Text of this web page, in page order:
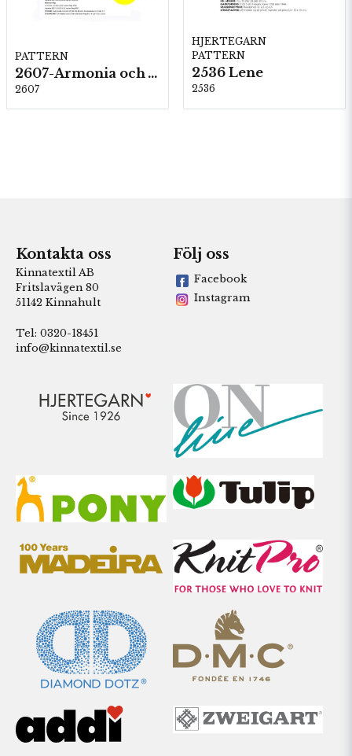
PATTERN
2607-Armonia och Alpaca 400
2607
HJERTEGARN
PATTERN
2536 Lene
2536
Kontakta oss
Kinnatextil AB
Fritslavägen 80
51142 Kinnahult
Tel: 0320-18451
info@kinnatextil.se
Följ oss
Facebook
Instagram